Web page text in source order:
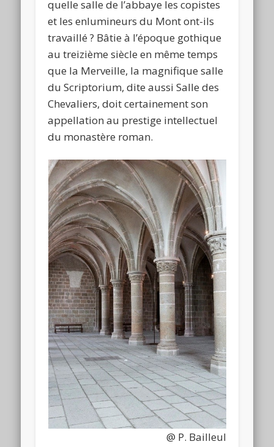
quelle salle de l’abbaye les copistes
et les enlumineurs du Mont ont-ils
travaillé ? Bâtie à l’époque gothique
au treizième siècle en même temps
que la Merveille, la magnifique salle
du Scriptorium, dite aussi Salle des
Chevaliers, doit certainement son
appellation au prestige intellectuel
du monastère roman.
@ P. Bailleul